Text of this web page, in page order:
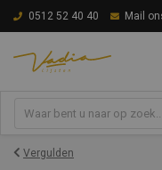
0512 52 40 40 Mail
Vergulden